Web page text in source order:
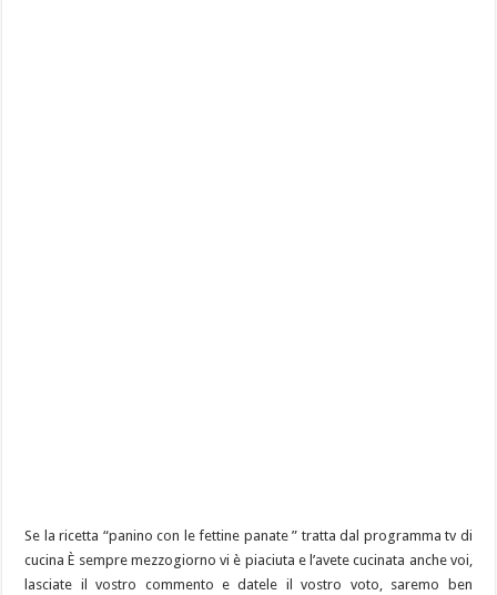
Se la ricetta “panino con le fettine panate ” tratta dal programma tv di
cucina È sempre mezzogiorno vi è piaciuta e l’avete cucinata anche voi,
lasciate il vostro commento e datele il vostro voto, saremo ben